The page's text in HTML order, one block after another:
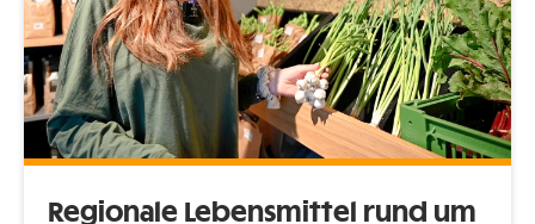
Regionale Lebensmittel rund um